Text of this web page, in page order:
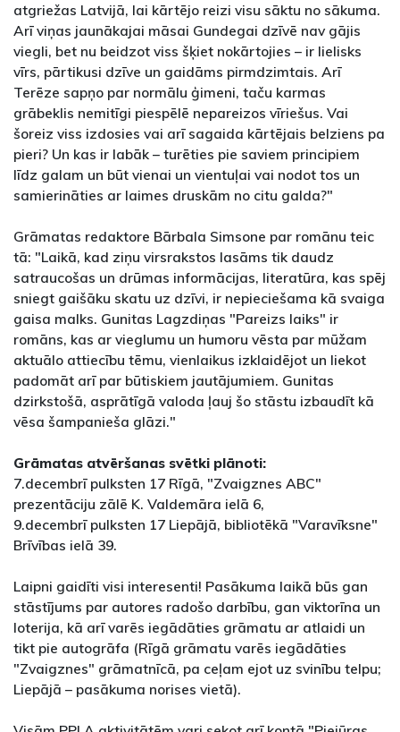
atgriežas Latvijā, lai kārtējo reizi visu sāktu no sākuma.
Arī viņas jaunākajai māsai Gundegai dzīvē nav gājis
viegli, bet nu beidzot viss šķiet nokārtojies – ir lielisks
vīrs, pārtikusi dzīve un gaidāms pirmdzimtais. Arī
Terēze sapņo par normālu ģimeni, taču karmas
grābeklis nemitīgi piespēlē nepareizos vīriešus. Vai
šoreiz viss izdosies vai arī sagaida kārtējais belziens pa
pieri? Un kas ir labāk – turēties pie saviem principiem
līdz galam un būt vienai un vientuļai vai nodot tos un
samierināties ar laimes druskām no citu galda?"
Grāmatas redaktore Bārbala Simsone par romānu teic
tā: "Laikā, kad ziņu virsrakstos lasāms tik daudz
satraucošas un drūmas informācijas, literatūra, kas spēj
sniegt gaišāku skatu uz dzīvi, ir nepieciešama kā svaiga
gaisa malks. Gunitas Lagzdiņas "Pareizs laiks" ir
romāns, kas ar vieglumu un humoru vēsta par mūžam
aktuālo attiecību tēmu, vienlaikus izklaidējot un liekot
padomāt arī par būtiskiem jautājumiem. Gunitas
dzirkstošā, asprātīgā valoda ļauj šo stāstu izbaudīt kā
vēsa šampanieša glāzi."
Grāmatas atvēršanas svētki plānoti:
7.decembrī pulksten 17 Rīgā, "Zvaigznes ABC"
prezentāciju zālē K. Valdemāra ielā 6,
9.decembrī pulksten 17 Liepājā, bibliotēkā "Varavīksne"
Brīvības ielā 39.
Laipni gaidīti visi interesenti! Pasākuma laikā būs gan
stāstījums par autores radošo darbību, gan viktorīna un
loterija, kā arī varēs iegādāties grāmatu ar atlaidi un
tikt pie autogrāfa (Rīgā grāmatu varēs iegādāties
"Zvaigznes" grāmatnīcā, pa ceļam ejot uz svinību telpu;
Liepājā – pasākuma norises vietā).